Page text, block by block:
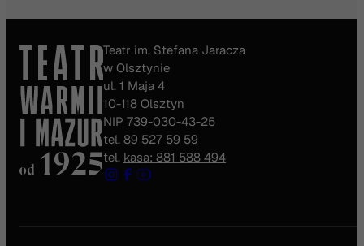
Teatr im. Stefana Jaracza
w Olsztynie
ul. 1 Maja 4
10-118 Olsztyn
NIP 739-030-43-25
tel. 89 527 59 59
tel. kasa: 881 588 494